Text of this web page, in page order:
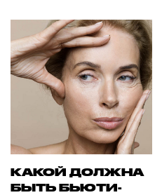
КАКОЙ ДОЛЖНА
БЫТЬ БЬЮТИ-